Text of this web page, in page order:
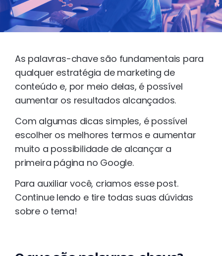
As palavras-chave são fundamentais para
qualquer estratégia de marketing de
conteúdo e, por meio delas, é possível
aumentar os resultados alcançados.
Com algumas dicas simples, é possível
escolher os melhores termos e aumentar
muito a possibilidade de alcançar a
primeira página no Google.
Para auxiliar você, criamos esse post.
Continue lendo e tire todas suas dúvidas
sobre o tema!